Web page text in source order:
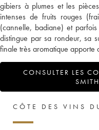
gibiers à plumes et les
intenses de fruits rouges
(cannelle, badiane) et
distingue par sa rondeur, sa
finale très aromatique apporte
CONSULTER LES
CÔTE DES VINS